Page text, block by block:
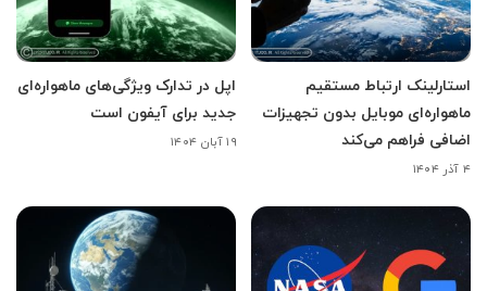
استارلینک ارتباط مستقیم
ماهواره‌ای موبایل بدون تجهیزات
اضافی فراهم می‌کند
۴ آذر ۱۴۰۴
اپل در تدارک ویژگی‌های ماهواره‌ای
جدید برای آیفون است
۱۹ آبان ۱۴۰۴